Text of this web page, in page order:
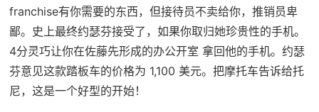
franchise有你需要的东西，但接待员不卖给你，推销员卑
鄙。史上最终约瑟芬接受了，如果你取归她珍贵性的手机。
4分灵巧让你在佐藤先形成的办公开室 拿回他的手机。约瑟
芬意见这款踏板车的价格为 1,100 美元。把摩托车告诉给托
尼，这是一个好型的开始！